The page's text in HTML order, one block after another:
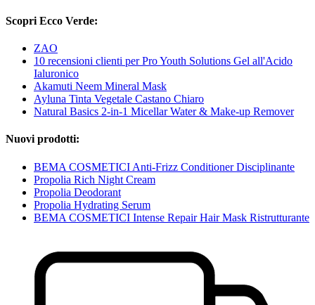
Scopri Ecco Verde:
ZAO
10 recensioni clienti per Pro Youth Solutions Gel all'Acido
Ialuronico
Akamuti Neem Mineral Mask
Ayluna Tinta Vegetale Castano Chiaro
Natural Basics 2-in-1 Micellar Water & Make-up Remover
Nuovi prodotti:
BEMA COSMETICI Anti-Frizz Conditioner Disciplinante
Propolia Rich Night Cream
Propolia Deodorant
Propolia Hydrating Serum
BEMA COSMETICI Intense Repair Hair Mask Ristrutturante